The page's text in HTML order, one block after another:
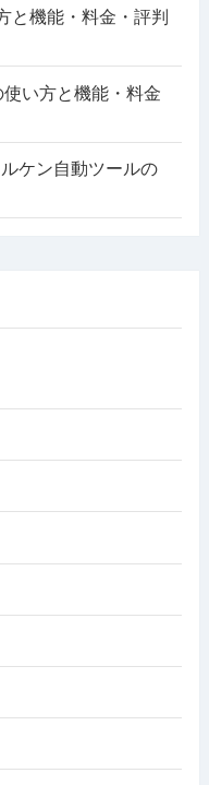
と機能・料金・評判
い方と機能・料金
ケン自動ツールの